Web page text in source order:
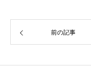
前の記事